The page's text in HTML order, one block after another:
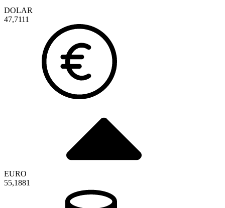
DOLAR
47,7111
EURO
55,1881